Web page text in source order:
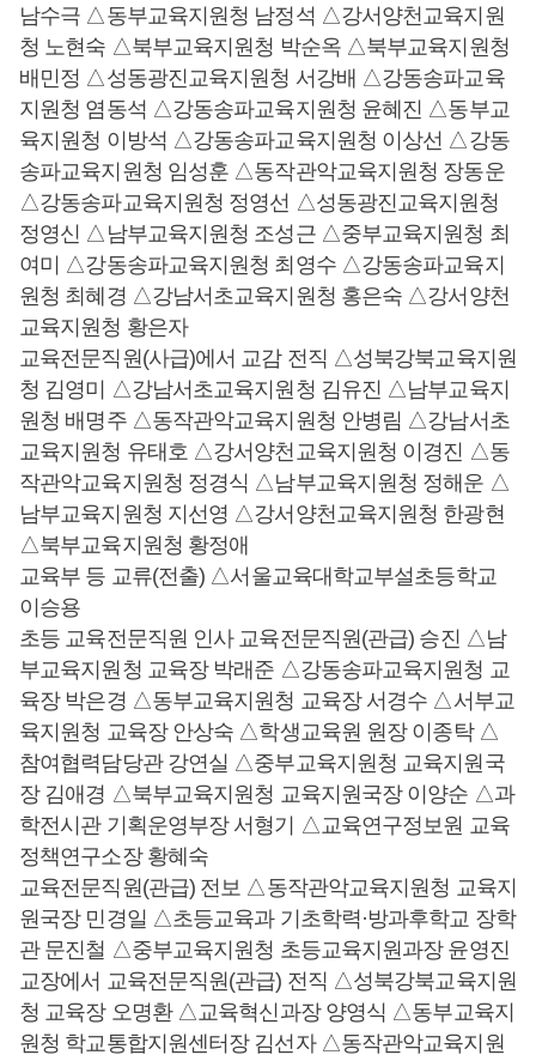
남수극 △동부교육지원청 남정석 △강서양천교육지원
청 노현숙 △북부교육지원청 박순옥 △북부교육지원청
배민정 △성동광진교육지원청 서강배 △강동송파교육
지원청 염동석 △강동송파교육지원청 윤혜진 △동부교
육지원청 이방석 △강동송파교육지원청 이상선 △강동
송파교육지원청 임성훈 △동작관악교육지원청 장동운
△강동송파교육지원청 정영선 △성동광진교육지원청
정영신 △남부교육지원청 조성근 △중부교육지원청 최
여미 △강동송파교육지원청 최영수 △강동송파교육지
원청 최혜경 △강남서초교육지원청 홍은숙 △강서양천
교육지원청 황은자
교육전문직원(사급)에서 교감 전직 △성북강북교육지원
청 김영미 △강남서초교육지원청 김유진 △남부교육지
원청 배명주 △동작관악교육지원청 안병림 △강남서초
교육지원청 유태호 △강서양천교육지원청 이경진 △동
작관악교육지원청 정경식 △남부교육지원청 정해운 △
남부교육지원청 지선영 △강서양천교육지원청 한광현
△북부교육지원청 황정애
교육부 등 교류(전출) △서울교육대학교부설초등학교
이승용
초등 교육전문직원 인사 교육전문직원(관급) 승진 △남
부교육지원청 교육장 박래준 △강동송파교육지원청 교
육장 박은경 △동부교육지원청 교육장 서경수 △서부교
육지원청 교육장 안상숙 △학생교육원 원장 이종탁 △
참여협력담당관 강연실 △중부교육지원청 교육지원국
장 김애경 △북부교육지원청 교육지원국장 이양순 △과
학전시관 기획운영부장 서형기 △교육연구정보원 교육
정책연구소장 황혜숙
교육전문직원(관급) 전보 △동작관악교육지원청 교육지
원국장 민경일 △초등교육과 기초학력·방과후학교 장학
관 문진철 △중부교육지원청 초등교육지원과장 윤영진
교장에서 교육전문직원(관급) 전직 △성북강북교육지원
청 교육장 오명환 △교육혁신과장 양영식 △동부교육지
원청 학교통합지원센터장 김선자 △동작관악교육지원